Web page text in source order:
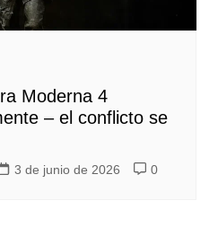
Moderna 4
– el conflicto se
3 de junio de 2026 0